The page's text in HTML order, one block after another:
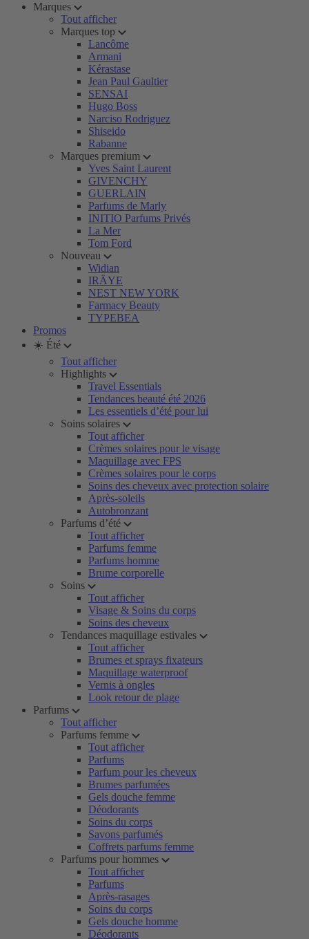
Marques
Tout afficher
Marques top
Lancôme
Armani
Kérastase
Jean Paul Gaultier
SENSAI
Hugo Boss
Narciso Rodriguez
Shiseido
Rabanne
Marques premium
Yves Saint Laurent
GIVENCHY
GUERLAIN
Parfums de Marly
INITIO Parfums Privés
La Mer
Tom Ford
Nouveau
Widian
IRÄYE
NEST NEW YORK
Farmacy Beauty
TYPEBEA
Promos
☀️ Été
Tout afficher
Highlights
Travel Essentials
Tendances beauté été 2026
Les essentiels d’été pour lui
Soins solaires
Tout afficher
Crèmes solaires pour le visage
Maquillage avec FPS
Crèmes solaires pour le corps
Soins des cheveux avec protection solaire
Après-soleils
Autobronzant
Parfums d’été
Tout afficher
Parfums femme
Parfums homme
Brume corporelle
Soins
Tout afficher
Visage & Soins du corps
Soins des cheveux
Tendances maquillage estivales
Tout afficher
Brumes et sprays fixateurs
Maquillage waterproof
Vernis à ongles
Look retour de plage
Parfums
Tout afficher
Parfums femme
Tout afficher
Parfums
Parfum pour les cheveux
Brumes parfumées
Gels douche femme
Déodorants
Soins du corps
Savons parfumés
Coffrets parfums femme
Parfums pour hommes
Tout afficher
Parfums
Après-rasages
Soins du corps
Gels douche homme
Déodorants